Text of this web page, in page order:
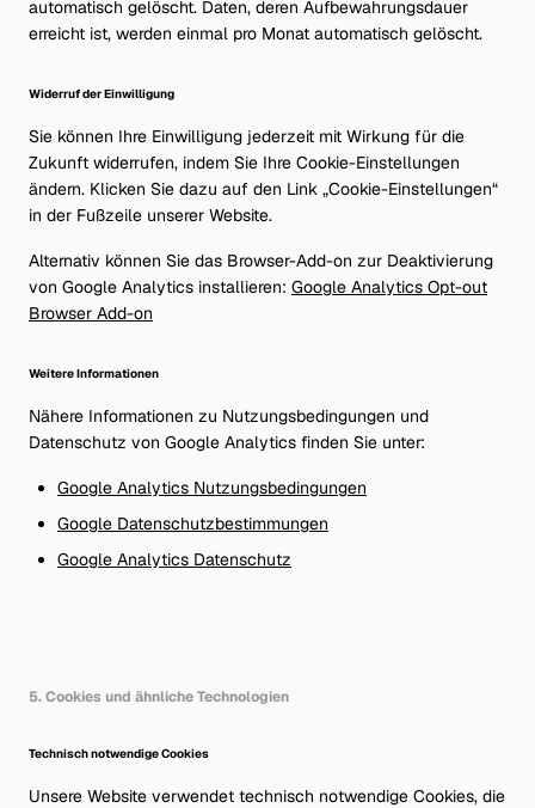
automatisch gelöscht. Daten, deren Aufbewahrungsdauer
erreicht ist, werden einmal pro Monat automatisch gelöscht.
Widerruf der Einwilligung
Sie können Ihre Einwilligung jederzeit mit Wirkung für die
Zukunft widerrufen, indem Sie Ihre Cookie-Einstellungen
ändern. Klicken Sie dazu auf den Link „Cookie-Einstellungen“
in der Fußzeile unserer Website.
Alternativ können Sie das Browser-Add-on zur Deaktivierung
von Google Analytics installieren: Google Analytics Opt-out
Browser Add-on
Weitere Informationen
Nähere Informationen zu Nutzungsbedingungen und
Datenschutz von Google Analytics finden Sie unter:
Google Analytics Nutzungsbedingungen
Google Datenschutzbestimmungen
Google Analytics Datenschutz
5. Cookies und ähnliche Technologien
Technisch notwendige Cookies
Unsere Website verwendet technisch notwendige Cookies, die